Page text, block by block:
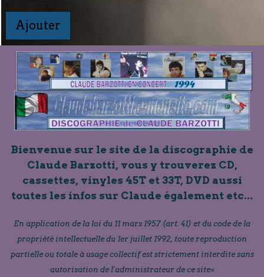
Ajouter
Bienvenue sur le site de la discographie de
Claude Barzotti, vous y trouverez CD,
cassettes, vinyles 45T et 33T, DVD aussi
toutes les infos sur Claude également etc...
En application de la loi du 11 mars 1957 (art. 41) et du code de la
propriété intellectuelle du 1er juillet 1992, toute reproduction
partielle ou totale à usage collectif est strictement interdite sans
autorisation de l'administrateur de ce site»